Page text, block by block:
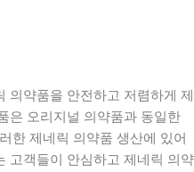
의약품을 안전하고 저렴하게 제
은 오리지널 의약품과 동일한
한 제네릭 의약품 생산에 있어
고객들이 안심하고 제네릭 의약